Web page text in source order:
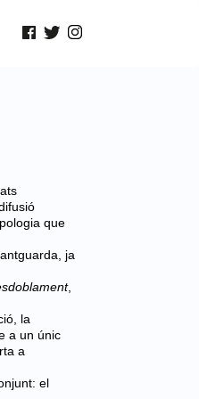
que
ja
,
la
a un únic
a
el